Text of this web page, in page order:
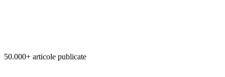
50.000+ articole publicate